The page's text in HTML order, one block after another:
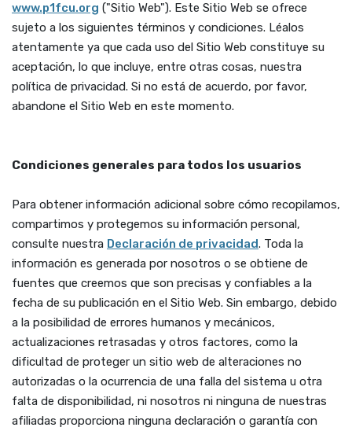
www.p1fcu.org ("Sitio Web"). Este Sitio Web se ofrece
sujeto a los siguientes términos y condiciones. Léalos
atentamente ya que cada uso del Sitio Web constituye su
aceptación, lo que incluye, entre otras cosas, nuestra
política de privacidad. Si no está de acuerdo, por favor,
abandone el Sitio Web en este momento.
Condiciones generales para todos los usuarios
Para obtener información adicional sobre cómo recopilamos,
compartimos y protegemos su información personal,
consulte nuestra Declaración de privacidad(Opens in a new
. Toda la
información es generada por nosotros o se obtiene de
fuentes que creemos que son precisas y confiables a la
fecha de su publicación en el Sitio Web. Sin embargo, debido
a la posibilidad de errores humanos y mecánicos,
actualizaciones retrasadas y otros factores, como la
dificultad de proteger un sitio web de alteraciones no
autorizadas o la ocurrencia de una falla del sistema u otra
falta de disponibilidad, ni nosotros ni ninguna de nuestras
afiliadas proporciona ninguna declaración o garantía con